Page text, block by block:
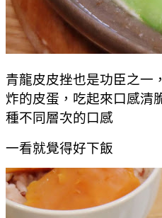
青龍皮皮挫也是功臣之一
炸的皮蛋，吃起來口感清
種不同層次的口感
一看就覺得好下飯